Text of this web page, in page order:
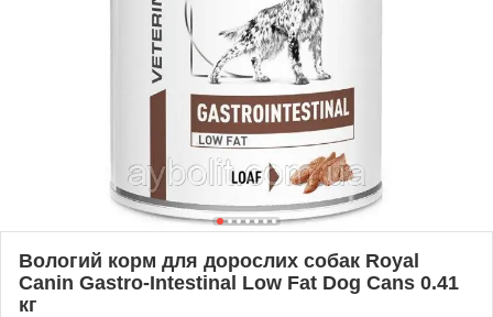
Вологий корм для дорослих собак Royal
Canin Gastro-Intestinal Low Fat Dog Cans 0.41
кг